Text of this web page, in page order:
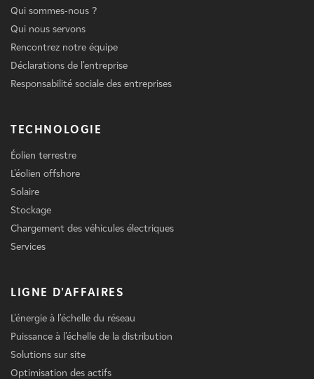
Qui sommes-nous ?
Qui nous servons
Rencontrez notre équipe
Déclarations de l'entreprise
Responsabilité sociale des entreprises
TECHNOLOGIE
Éolien terrestre
L'éolien offshore
Solaire
Stockage
Chargement des véhicules électriques
Services
LIGNE D'AFFAIRES
L'énergie à l'échelle du réseau
Puissance à l'échelle de la distribution
Solutions sur site
Optimisation des actifs